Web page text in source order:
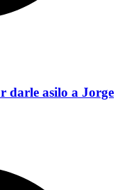
darle asilo a Jorge